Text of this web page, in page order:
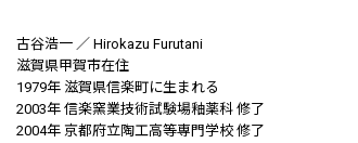
古谷浩一 ／ Hirokazu Furutani
滋賀県甲賀市在住
1979年 滋賀県信楽町に生まれる
2003年 信楽窯業技術試験場釉薬科 修了
2004年 京都府立陶工高等専門学校 修了